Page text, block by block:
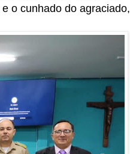
o cunhado do agraciado,